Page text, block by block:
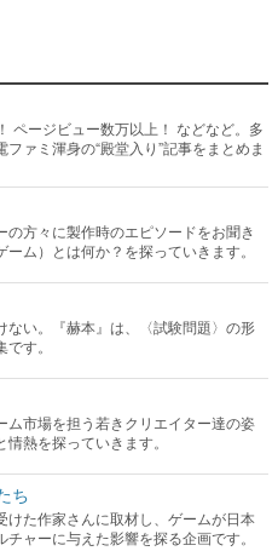
ページビュー数万以上！ などなど。多
ファミ渾身の“殿堂入り”記事をまとめま
の方々に製作時のエピソードをお聞き
ム）とは何か？を探っていきます。
ない。『赫本』は、〈試験問題〉の形
す。
ム市場を担う若きクリエイター達の姿
熱を探っていきます。
ち
けた作家さんに取材し、ゲームが日本
ャーに与えた影響を探る企画です。